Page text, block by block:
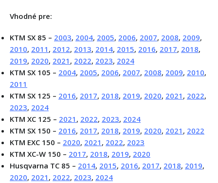
Vhodné pre:
KTM SX 85 – 2003, 2004, 2005, 2006, 2007, 2008, 2009,
2010, 2011 , 2012, 2013, 2014, 2015, 2016, 2017, 2018,
2019, 2020, 2021 , 2022, 2023, 2024
KTM SX 105 – 2004, 2005, 2006, 2007, 2008, 2009, 2010,
2011
KTM SX 125 – 2016, 2017, 2018, 2019, 2020, 2021 , 2022,
2023, 2024
KTM XC 125 – 2021 , 2022, 2023, 2024
KTM SX 150 – 2016, 2017, 2018, 2019, 2020, 2021 , 2022
KTM EXC 150 – 2020, 2021 , 2022, 2023
KTM XC-W 150 – 2017, 2018, 2019, 2020
Husqvarna TC 85 – 2014, 2015, 2016, 2017, 2018, 2019,
2020, 2021 , 2022, 2023, 2024